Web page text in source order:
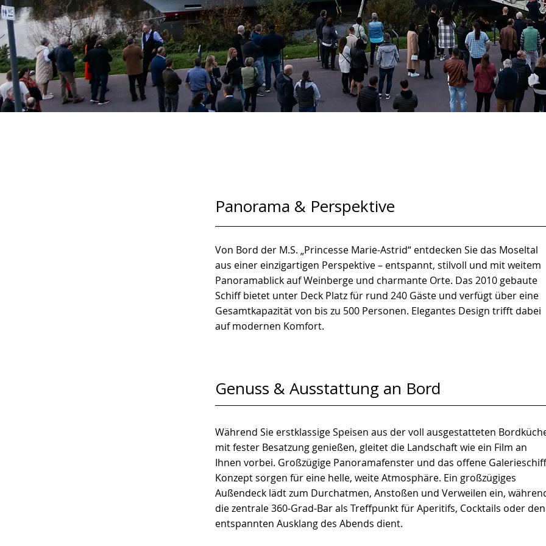
Panorama & Perspektive
Von Bord der M.S. „Princesse Marie-Astrid“ entdecken Sie das Moseltal
aus einer einzigartigen Perspektive – entspannt, stilvoll und mit weitem
Panoramablick auf Weinberge und charmante Orte. Das 2010 gebaute
Schiff bietet unter Deck Platz für rund 240 Gäste und verfügt über eine
Gesamtkapazität von bis zu 500 Personen. Elegantes Design trifft dabei
auf modernen Komfort.
Genuss & Ausstattung an Bord
Während Sie erstklassige Speisen aus der voll ausgestatteten
mit fester Besatzung genießen, gleitet die Landschaft wie ein Film an
Ihnen vorbei. Großzügige Panoramafenster und das offene
Konzept sorgen für eine helle, weite Atmosphäre. Ein großzügiges
Außendeck lädt zum Durchatmen, Anstoßen und Verweilen ein,
die zentrale 360-Grad-Bar als Treffpunkt für Aperitifs, Cocktails oder den
entspannten Ausklang des Abends dient.